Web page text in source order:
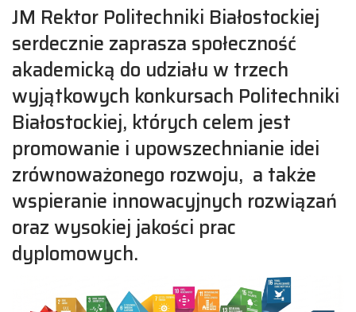
JM Rektor Politechniki Białostockiej
serdecznie zaprasza społeczność
akademicką do udziału w trzech
wyjątkowych konkursach Politechniki
Białostockiej, których celem jest
promowanie i upowszechnianie idei
zrównoważonego rozwoju, a także
wspieranie innowacyjnych rozwiązań
oraz wysokiej jakości prac
dyplomowych.